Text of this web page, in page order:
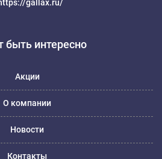
gallax.ru/
интересно
Акции
О компании
Новости
Контакты